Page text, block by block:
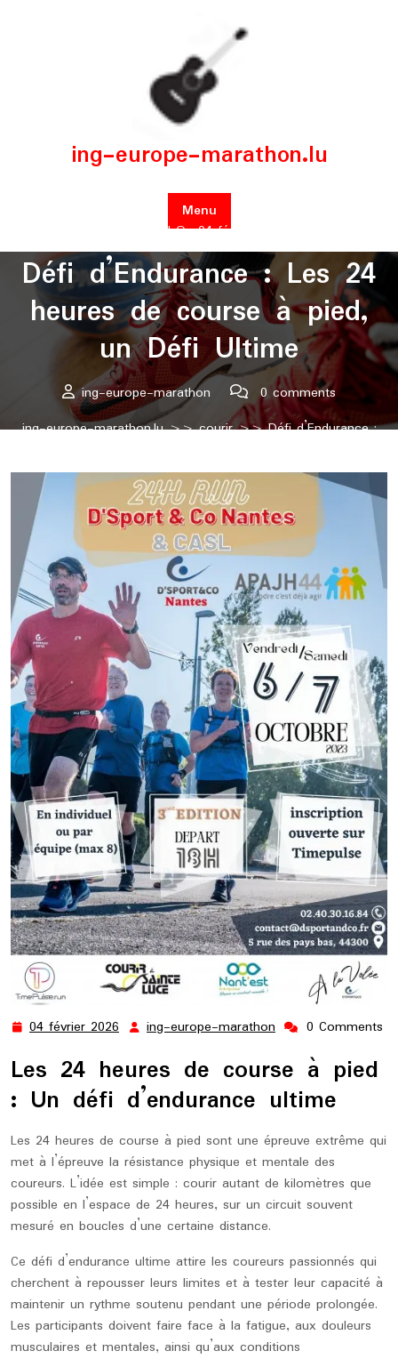
ing-europe-marathon.lu
Menu
Posted On 04 février 2026
Défi d’Endurance : Les 24
heures de course à pied,
un Défi Ultime
ing-europe-marathon
0 comments
ing-europe-marathon.lu>>courir>> Défi d’Endurance :
04 février 2026 04
2026
ing-europe-marathon ing-
marathon
0 Comments
Les 24 heures de course à pied
: Un défi d’endurance ultime
Les 24 heures de course à pied sont une épreuve extrême qui
met à l’épreuve la résistance physique et mentale des
coureurs. L’idée est simple : courir autant de kilomètres que
possible en l’espace de 24 heures, sur un circuit souvent
mesuré en boucles d’une certaine distance.
Ce défi d’endurance ultime attire les coureurs passionnés qui
cherchent à repousser leurs limites et à tester leur capacité à
maintenir un rythme soutenu pendant une période prolongée.
Les participants doivent faire face à la fatigue, aux douleurs
musculaires et mentales, ainsi qu’aux conditions